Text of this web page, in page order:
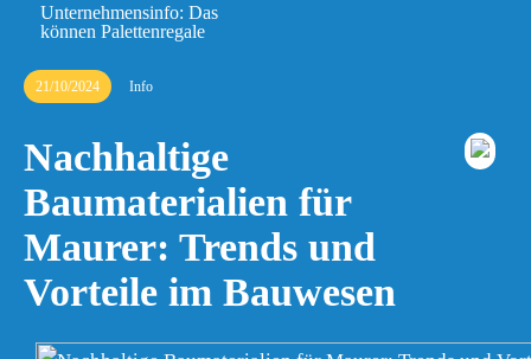
Unternehmensinfo: Das
können Palettenregale
21/10/2024 Info
Nachhaltige
Baumaterialien für
Maurer: Trends und
Vorteile im Bauwesen